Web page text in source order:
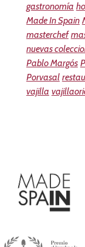
gastronomía
Made In Spain
masterchef
nuevas
Pablo Margós
Porvasal
vajilla